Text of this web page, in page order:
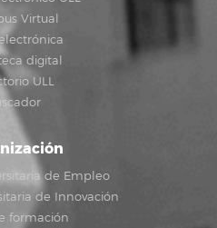
Virtual
digital
ULL
de Empleo
de Innovación
formación